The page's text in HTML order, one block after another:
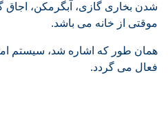
شدن بخاری گازی، آبگرمکن، اجاق
موقتی از خانه می باشد.
همان طور که اشاره شد، سیستم
فعال می گردد.